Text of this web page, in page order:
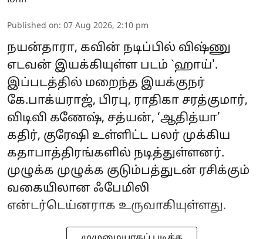
Published on: 07 Aug 2026, 2:10 pm
நயன்தாரா, கவின் நடிப்பில் விஷ்ணு
எடவன் இயக்கியுள்ள படம் `ஹாய்'.
இப்படத்தில் மறைந்த இயக்குநர்
கே.பாக்யராஜ், பிரபு, ராதிகா சரத்குமார்,
விடிவி கணேஷ், சத்யன், ‘ஆதித்யா’
கதிர், குரேஷி உள்ளிட்ட பலர் முக்கிய
கதாபாத்திரங்களில் நடித்துள்ளனர்.
முழுக்க முழுக்க குடும்பத்துடன் ரசிக்கும்
வகையிலான ஃபேமிலி
என்டர்டெய்னராக உருவாகியுள்ளது.